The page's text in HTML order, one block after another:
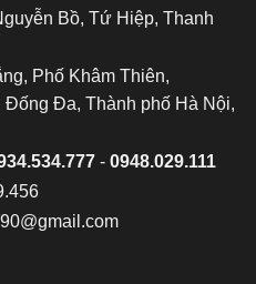
Bồ, Tứ Hiệp, Thanh
Phố Khâm Thiên,
Đa, Thành phố Hà Nội,
- 0948.029.111